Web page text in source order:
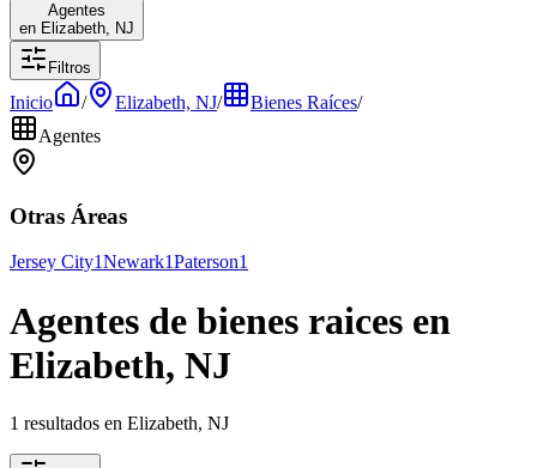
Agentes
en Elizabeth, NJ
Filtros
Inicio / Elizabeth, NJ/ Bienes Raíces/
Agentes
Otras Áreas
Jersey City1Newark1Paterson1
Agentes de bienes raices en
Elizabeth, NJ
1 resultados en Elizabeth, NJ